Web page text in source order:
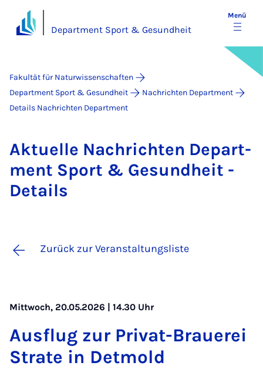
Department Sport & Gesundheit
Menü
Fakultät für Naturwissenschaften
Department Sport & Gesundheit
Nachrichten Department
Details Nachrichten Department
Ak­tu­el­le Nach­rich­ten De­part­
ment Sport & Ge­sund­heit -
De­tails
Zurück zur Veranstaltungsliste
Mittwoch, 20.05.2026 | 14.30 Uhr
Aus­flug zur Pri­vat-Brau­e­rei
Stra­te in Det­mold